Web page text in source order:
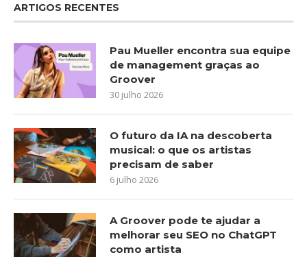
ARTIGOS RECENTES
Pau Mueller encontra sua equipe
de management graças ao
Groover
30 julho 2026
O futuro da IA na descoberta
musical: o que os artistas
precisam de saber
6 julho 2026
A Groover pode te ajudar a
melhorar seu SEO no ChatGPT
como artista